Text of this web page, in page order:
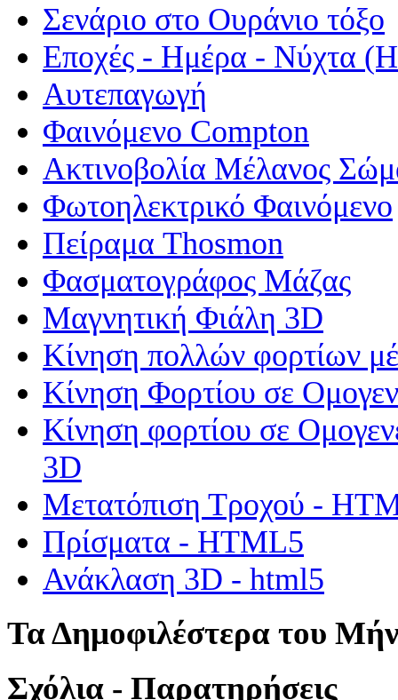
Σενάριο στο Ουράνιο τόξο
Εποχές - Ημέρα - Νύχτα
Αυτεπαγωγή
Φαινόμενο Compton
Ακτινοβολία Μέλανος
Φωτοηλεκτρικό Φαινόμενο
Πείραμα Thosmon
Φασματογράφος Μάζας
Μαγνητική Φιάλη 3D
Κίνηση πολλών φορτίων
Κίνηση Φορτίου σε
Κίνηση φορτίου σε
3D
Μετατόπιση Τροχού -
Πρίσματα - HTML5
Ανάκλαση 3D - html5
Τα Δημοφιλέστερα του
Σχόλια - Παρατηρήσεις